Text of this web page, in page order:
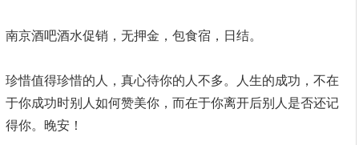
南京酒吧酒水促销，无押金，包食宿，日结。
珍惜值得珍惜的人，真心待你的人不多。人生的成功，不在
于你成功时别人如何赞美你，而在于你离开后别人是否还记
得你。晚安！